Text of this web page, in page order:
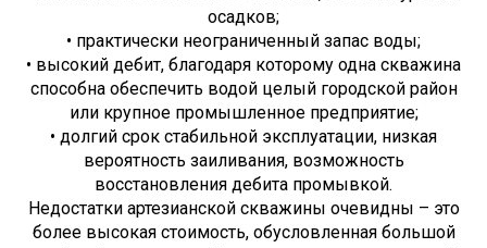
осадков;
• практически неограниченный запас воды;
• высокий дебит, благодаря которому одна скважина
способна обеспечить водой целый городской район
или крупное промышленное предприятие;
• долгий срок стабильной эксплуатации, низкая
вероятность заиливания, возможность
восстановления дебита промывкой.
Недостатки артезианской скважины очевидны – это
более высокая стоимость, обусловленная большой